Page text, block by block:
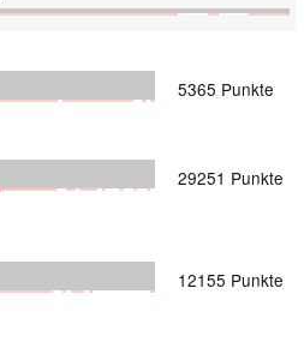
5365 Punkte
29251 Punkte
12155 Punkte